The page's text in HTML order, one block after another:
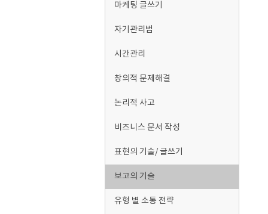
마케팅 글쓰기
자기관리법
시간관리
창의적 문제해결
논리적 사고
비즈니스 문서 작성
표현의 기술/ 글쓰기
보고의 기술
유형 별 소통 전략